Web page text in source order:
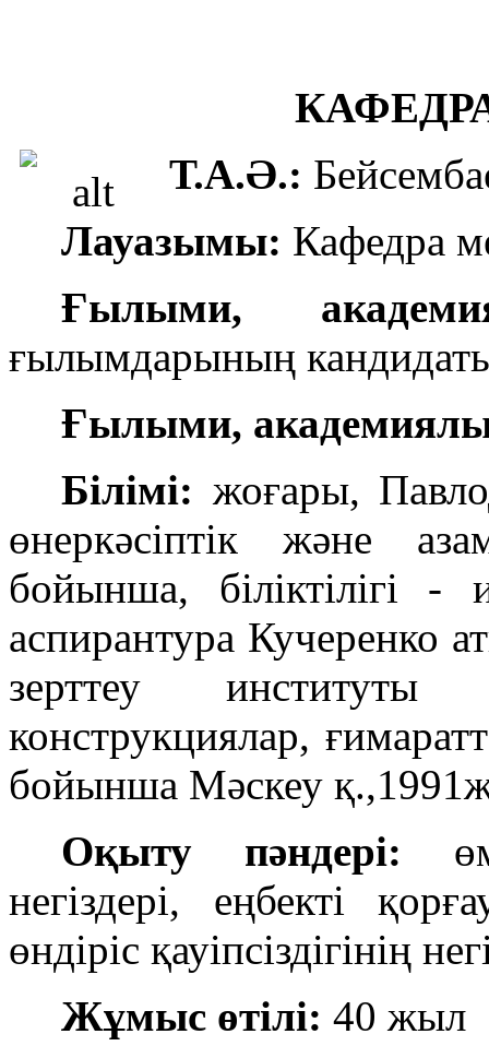
Т.А.Ә.:
Лауазымы: Кафедра
Ғылыми,
ғылымдарының
Ғылыми,
Білімі: жоғары,
өнеркәсіптік және
бойынша, біліктілігі
аспирантура Кучеренко
зерттеу
конструкциялар,
бойынша Мәскеу
Оқыту пәндері:
негіздері, еңбекті
өндіріс қауіпсіздігінің
Жұмыс өтілі: 40 жыл